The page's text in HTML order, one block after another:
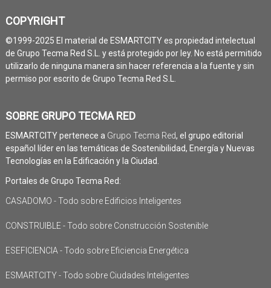
COPYRIGHT
©1999-2025 El material de ESMARTCITY es propiedad intelectual
de Grupo Tecma Red S.L. y está protegido por ley. No está permitido
utilizarlo de ninguna manera sin hacer referencia a la fuente y sin
permiso por escrito de Grupo Tecma Red S.L.
SOBRE GRUPO TECMA RED
ESMARTCITY pertenece a Grupo Tecma Red, el grupo editorial
español líder en las temáticas de Sostenibilidad, Energía y Nuevas
Tecnologías en la Edificación y la Ciudad.
Portales de Grupo Tecma Red:
CASADOMO - Todo sobre Edificios Inteligentes
CONSTRUIBLE - Todo sobre Construcción Sostenible
ESEFICIENCIA - Todo sobre Eficiencia Energética
ESMARTCITY - Todo sobre Ciudades Inteligentes